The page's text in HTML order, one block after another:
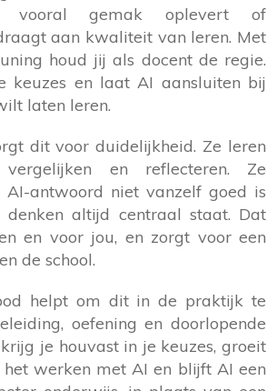
gemak oplevert of
aan kwaliteit van leren. Met
houd jij als docent de regie.
keuzes en laat AI aansluiten bij
laten leren.
dit voor duidelijkheid. Ze leren
en reflecteren. Ze
AI-antwoord niet vanzelf goed is
altijd centraal staat. Dat
en voor jou, en zorgt voor een
de school.
helpt om dit in de praktijk te
oefening en doorlopende
je houvast in je keuzes, groeit
werken met AI en blijft AI een